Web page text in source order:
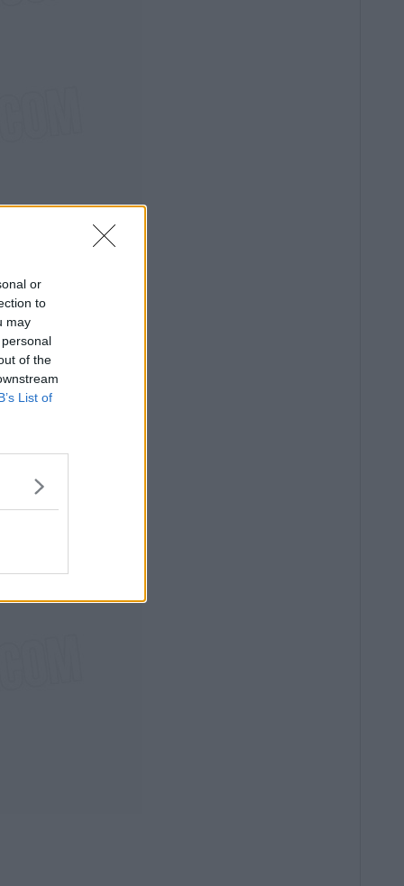
or
to
may
of the
List of